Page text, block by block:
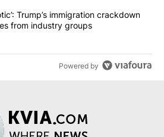
been chaotic’: Trump’s
Trump’s immigration crackdown
from industry groups
Powered by